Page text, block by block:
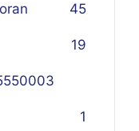
45
19
1